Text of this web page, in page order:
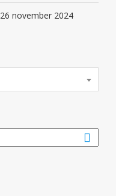
26 november 2024